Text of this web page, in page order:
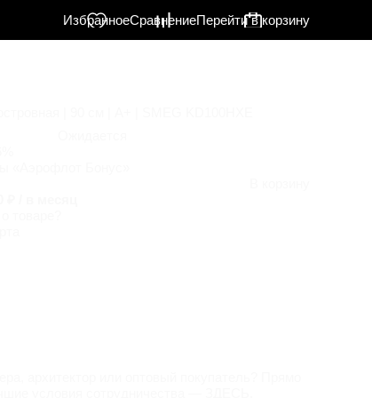
ИзбранноеСравнениеПерейти в корзину